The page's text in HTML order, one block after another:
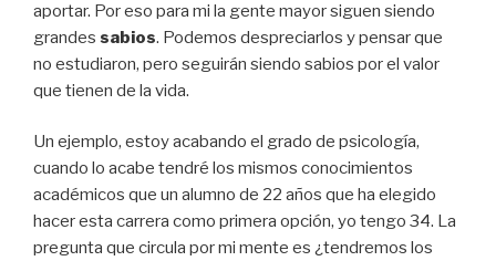
aportar. Por eso para mi la gente mayor siguen siendo
grandes sabios. Podemos despreciarlos y pensar que
no estudiaron, pero seguirán siendo sabios por el valor
que tienen de la vida.
Un ejemplo, estoy acabando el grado de psicología,
cuando lo acabe tendré los mismos conocimientos
académicos que un alumno de 22 años que ha elegido
hacer esta carrera como primera opción, yo tengo 34. La
pregunta que circula por mi mente es ¿tendremos los